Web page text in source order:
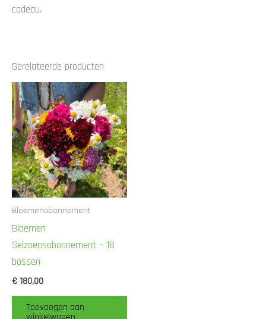
cadeau.
Gerelateerde producten
Bloemenabonnement
Bloemen
Seizoensabonnement – 18
bossen
€ 180,00
Toevoegen aan